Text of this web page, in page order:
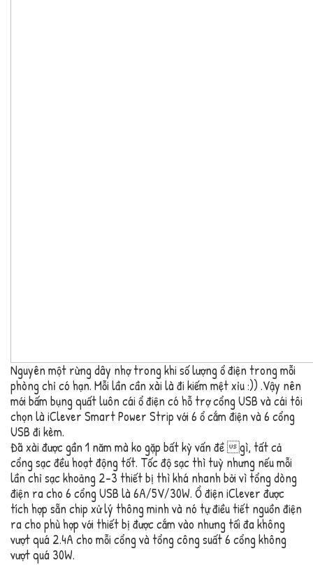
Nguyên một rừng dây nhợ trong khi số lượng ổ điện trong mỗi
phòng chỉ có hạn. Mỗi lần cần xài là đi kiếm mệt xỉu :)) .Vậy nên
mới bấm bụng quất luôn cái ổ điện có hỗ trợ cổng USB và cái tôi
chọn là iClever Smart Power Strip với 6 ổ cắm điện và 6 cổng
USB đi kèm.
Đã xài được gần 1 năm mà ko gặp bất kỳ vấn đề gì, tất cả
cổng sạc đều hoạt động tốt. Tốc độ sạc thì tuỳ nhưng nếu mỗi
lần chỉ sạc khoảng 2-3 thiết bị thì khá nhanh bởi vì tổng dòng
điện ra cho 6 cổng USB là 6A/5V/30W. Ổ điện iClever được
tích hợp sẵn chip xử lý thông minh và nó tự điều tiết nguồn điện
ra cho phù hợp với thiết bị được cắm vào nhưng tối đa không
vượt quá 2.4A cho mỗi cổng và tổng công suất 6 cổng không
vượt quá 30W.